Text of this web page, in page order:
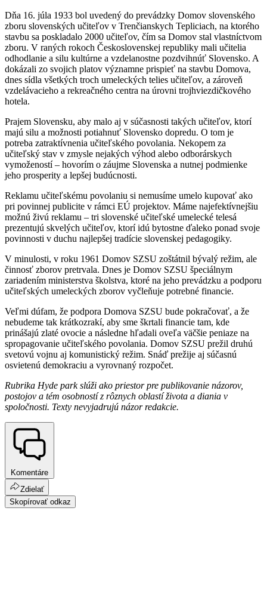
Dňa 16. júla 1933 bol uvedený do prevádzky Domov slovenského
zboru slovenských učiteľov v Trenčianskych Tepliciach, na ktorého
stavbu sa poskladalo 2000 učiteľov, čím sa Domov stal vlastníctvom
zboru. V raných rokoch Československej republiky mali učitelia
odhodlanie a silu kultúrne a vzdelanostne pozdvihnúť Slovensko. A
dokázali zo svojich platov významne prispieť na stavbu Domova,
dnes sídla všetkých troch umeleckých telies učiteľov, a zároveň
vzdelávacieho a rekreačného centra na úrovni trojhviezdičkového
hotela.
Prajem Slovensku, aby malo aj v súčasnosti takých učiteľov, ktorí
majú silu a možnosti potiahnuť Slovensko dopredu. O tom je
potreba zatraktívnenia učiteľského povolania. Nekopem za
učiteľský stav v zmysle nejakých výhod alebo odborárskych
vymožeností – hovorím o záujme Slovenska a nutnej podmienke
jeho prosperity a lepšej budúcnosti.
Reklamu učiteľskému povolaniu si nemusíme umelo kupovať ako
pri povinnej publicite v rámci EÚ projektov. Máme najefektívnejšiu
možnú živú reklamu – tri slovenské učiteľské umelecké telesá
prezentujú skvelých učiteľov, ktorí idú bytostne ďaleko ponad svoje
povinnosti v duchu najlepšej tradície slovenskej pedagogiky.
V minulosti, v roku 1961 Domov SZSU zoštátnil bývalý režim, ale
činnosť zborov pretrvala. Dnes je Domov SZSU špeciálnym
zariadením ministerstva školstva, ktoré na jeho prevádzku a podporu
učiteľských umeleckých zborov vyčleňuje potrebné financie.
Veľmi dúfam, že podpora Domova SZSU bude pokračovať, a že
nebudeme tak krátkozrakí, aby sme škrtali financie tam, kde
prinášajú zlaté ovocie a následne hľadali oveľa väčšie peniaze na
spropagovanie učiteľského povolania. Domov SZSU prežil druhú
svetovú vojnu aj komunistický režim. Snáď prežije aj súčasnú
osvietenú demokraciu a vyrovnaný rozpočet.
Rubrika Hyde park slúži ako priestor pre publikovanie názorov,
postojov a tém osobností z rôznych oblastí života a diania v
spoločnosti. Texty nevyjadrujú názor redakcie.
Komentáre
Zdielať
Skopírovať odkaz